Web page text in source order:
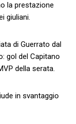
la prestazione
giuliani.
di Guerrato dal
gol del Capitano
della serata.
in svantaggio